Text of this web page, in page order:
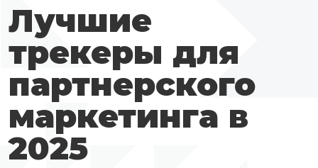
Лучшие
трекеры для
партнерского
маркетинга в
2025